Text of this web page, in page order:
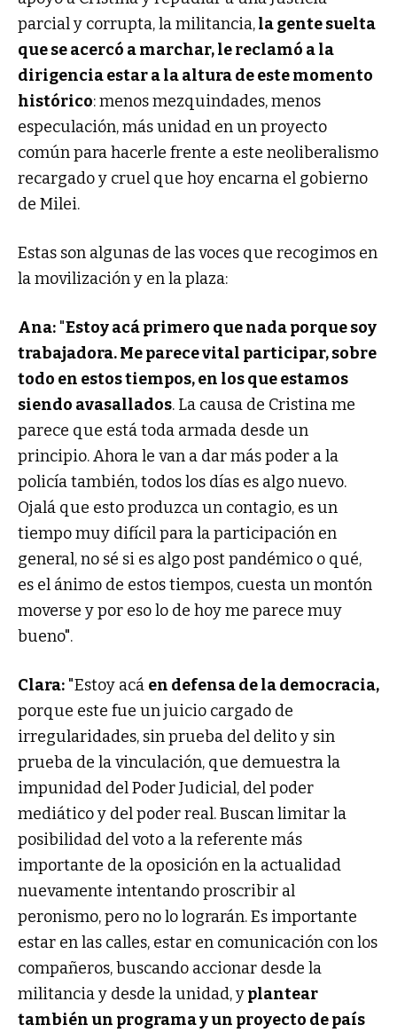
parcial y corrupta, la militancia,la gente suelta
que se acercó a marchar, le reclamó a la
dirigencia estar a la altura de este momento
histórico: menos mezquindades, menos
especulación, más unidad en un proyecto
común para hacerle frente a este neoliberalismo
recargado y cruel que hoy encarna el gobierno
de Milei.
Estas son algunas de las voces que recogimos en
la movilización y en la plaza:
Ana: "Estoy acá primero que nada porque soy
trabajadora. Me parece vital participar, sobre
todo en estos tiempos, en los que estamos
siendo avasallados. La causa de Cristina me
parece que está toda armada desde un
principio. Ahora le van a dar más poder a la
policía también, todos los días es algo nuevo.
Ojalá que esto produzca un contagio, es un
tiempo muy difícil para la participación en
general, no sé si es algo post pandémico o qué,
es el ánimo de estos tiempos, cuesta un montón
moverse y por eso lo de hoy me parece muy
bueno".
Clara: "Estoy acá en defensa de la democracia,
porque este fue un juicio cargado de
irregularidades, sin prueba del delito y sin
prueba de la vinculación, que demuestra la
impunidad del Poder Judicial, del poder
mediático y del poder real. Buscan limitar la
posibilidad del voto a la referente más
importante de la oposición en la actualidad
nuevamente intentando proscribir al
peronismo, pero no lo lograrán. Es importante
estar en las calles, estar en comunicación con los
compañeros, buscando accionar desde la
militancia y desde la unidad, yplantear
también un programa y un proyecto de país